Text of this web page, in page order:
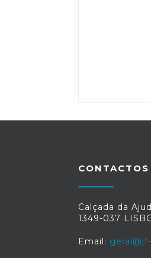
CONTACTOS
Calçada da
1349-037
Email: